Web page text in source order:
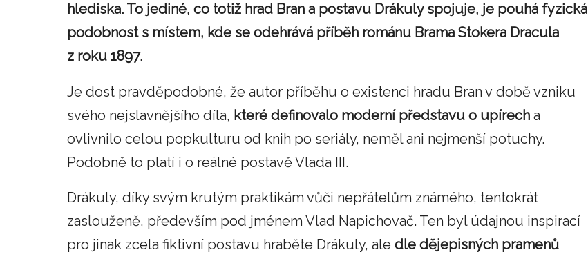
hlediska. To jediné, co totiž hrad Bran a postavu Drákuly spojuje, je pouhá fyzická
podobnost s místem, kde se odehrává příběh románu Brama Stokera Dracula
z roku 1897.
Je dost pravděpodobné, že autor příběhu o existenci hradu Bran v době vzniku
svého nejslavnějšího díla, které definovalo moderní představu o upírech a
ovlivnilo celou popkulturu od knih po seriály, neměl ani nejmenší potuchy.
Podobně to platí i o reálné postavě Vlada III.
Drákuly, díky svým krutým praktikám vůči nepřátelům známého, tentokrát
zaslouženě, především pod jménem Vlad Napichovač. Ten byl údajnou inspirací
pro jinak zcela fiktivní postavu hraběte Drákuly, ale dle dějepisných pramenů